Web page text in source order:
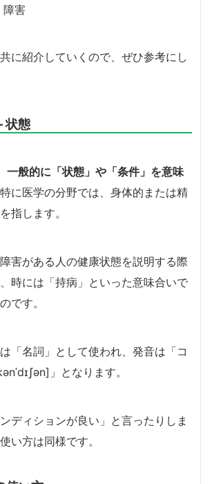
障害
に紹介していくので、ぜひ参考にし
状態
一般的に「状態」や「条件」を意味
特に医学の分野では、身体的または精
指します。
害がある人の健康状態を説明する際
時には「持病」といった意味合いで
です。
「名詞」として使われ、発音は「コ
」となります。
ディションが良い」と言ったりしま
い方は同様です。